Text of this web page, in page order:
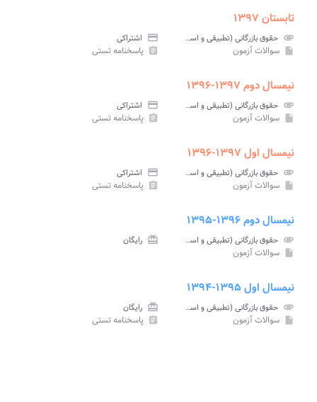
تابستان ۱۳۹۷
attachment حقوق بازرگانی (تطبیقی و اسلامی) پیام نور credit_card اشتراکی
insert_drive_file سوالات آزمون assignment پاسخنامه تستی
نیمسال دوم ۱۳۹۷-۱۳۹۶
attachment حقوق بازرگانی (تطبیقی و اسلامی) پیام نور credit_card اشتراکی
insert_drive_file سوالات آزمون assignment پاسخنامه تستی
نیمسال اول ۱۳۹۷-۱۳۹۶
attachment حقوق بازرگانی (تطبیقی و اسلامی) پیام نور credit_card اشتراکی
insert_drive_file سوالات آزمون assignment پاسخنامه تستی
نیمسال دوم ۱۳۹۶-۱۳۹۵
attachment حقوق بازرگانی (تطبیقی و اسلامی) پیام نور card_giftcard رایگان
insert_drive_file سوالات آزمون
نیمسال اول ۱۳۹۵-۱۳۹۴
attachment حقوق بازرگانی (تطبیقی و اسلامی) پیام نور card_giftcard رایگان
insert_drive_file سوالات آزمون assignment پاسخنامه تستی